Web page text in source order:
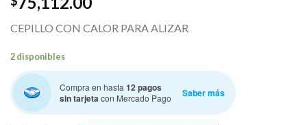
CEPILLO CON CALOR PARA ALIZAR
2 disponibles
Compra en hasta 12 pagos
sin tarjetacon Mercado Pago Saber más